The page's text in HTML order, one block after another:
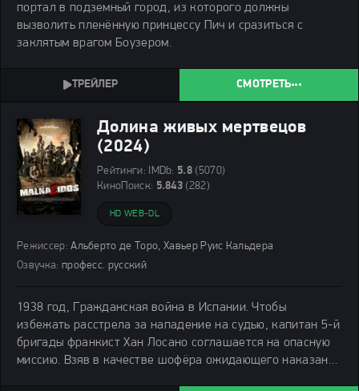
портал в подземный город, из которого должны
вызволить пленённую принцессу Пич и сразиться с
заклятым врагом Боузером.
СМОТРЕТЬ
Долина живых мертвецов
(2024)
Рейтинги: IMDb: 5.8 (5070)
КиноПоиск: 5.843 (282)
HD WEB-DL
Режиссер: Альберто де Торо, Хавьер Руис Кальдера
Озвучка: професс. русский
1938 год, Гражданская война в Испании. Чтобы
избежать расстрела за нападение на судью, капитан 5-й
бригады франкист Хан Лосано соглашается на опасную
миссию. Взяв в качестве шофёра ожидающего наказания